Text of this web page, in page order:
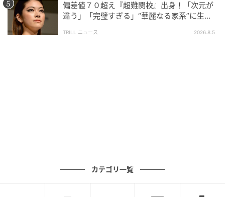
偏差値７０超え『超難関校』出身！「次元が
違う」「完璧すぎる」“華麗なる家系”に生ま
TRILL ニュース 2026.8.5
カテゴリ一覧